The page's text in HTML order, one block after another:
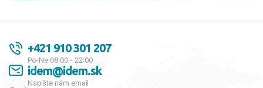
+421 910 301 207
Po-Ne 08:00 - 22:00
idem@idem.sk
Napíšte nám email